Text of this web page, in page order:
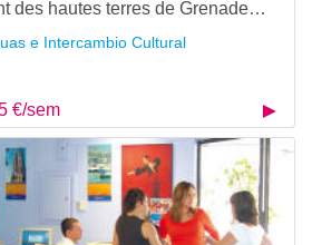
des hautes terres de Grenade…
e Intercambio Cultural
€/sem